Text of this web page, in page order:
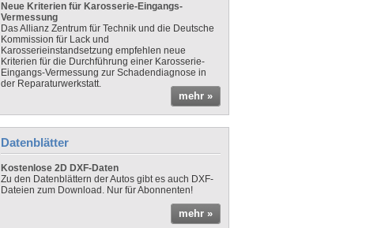
Neue Kriterien für Karosserie-Eingangs-
Vermessung
Das Allianz Zentrum für Technik und die Deutsche
Kommission für Lack und
Karosserieinstandsetzung empfehlen neue
Kriterien für die Durchführung einer Karosserie-
Eingangs-Vermessung zur Schadendiagnose in
der Reparaturwerkstatt.
mehr »
Datenblätter
Kostenlose 2D DXF-Daten
Zu den Datenblättern der Autos gibt es auch DXF-
Dateien zum Download. Nur für Abonnenten!
mehr »